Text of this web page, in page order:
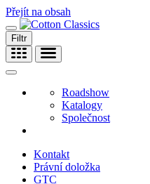
Přejít na obsah
Filtr
Roadshow
Katalogy
Společnost
Kontakt
Právní doložka
GTC